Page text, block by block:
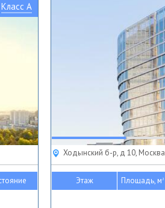
Класс A
Ходынский б-р, д 10, Москва
Этаж Площадь, м2